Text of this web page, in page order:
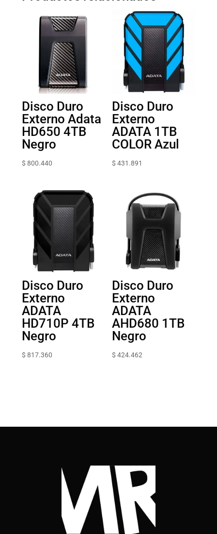
Disco Duro
Externo Adata
HD650 4TB
Negro
$ 800.440
Disco Duro
Externo
ADATA 1TB
COLOR Azul
$ 431.891
Disco Duro
Externo
ADATA
HD710P 4TB
Negro
$ 817.360
Disco Duro
Externo
ADATA
AHD680 1TB
Negro
$ 424.462